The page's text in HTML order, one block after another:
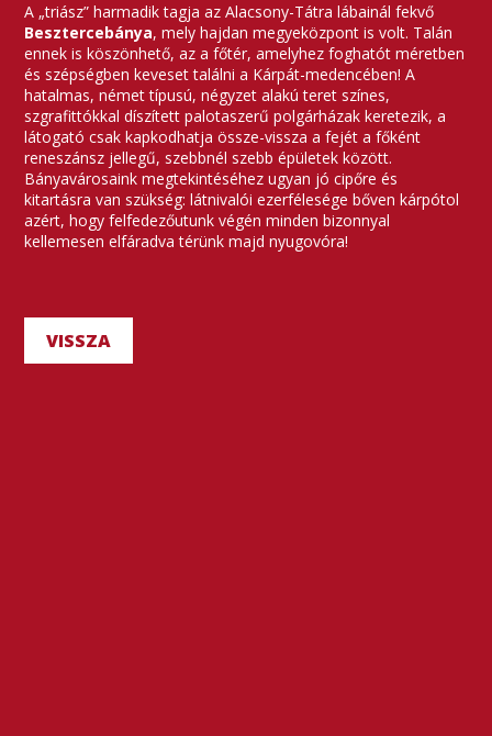
A „triász” harmadik tagja az Alacsony-Tátra lábainál fekvő
Besztercebánya, mely hajdan megyeközpont is volt. Talán
ennek is köszönhető, az a főtér, amelyhez foghatót méretben
és szépségben keveset találni a Kárpát-medencében! A
hatalmas, német típusú, négyzet alakú teret színes,
szgrafittókkal díszített palotaszerű polgárházak keretezik, a
látogató csak kapkodhatja össze-vissza a fejét a főként
reneszánsz jellegű, szebbnél szebb épületek között.
Bányavárosaink megtekintéséhez ugyan jó cipőre és
kitartásra van szükség: látnivalói ezerfélesége bőven kárpótol
azért, hogy felfedezőutunk végén minden bizonnyal
kellemesen elfáradva térünk majd nyugovóra!
VISSZA